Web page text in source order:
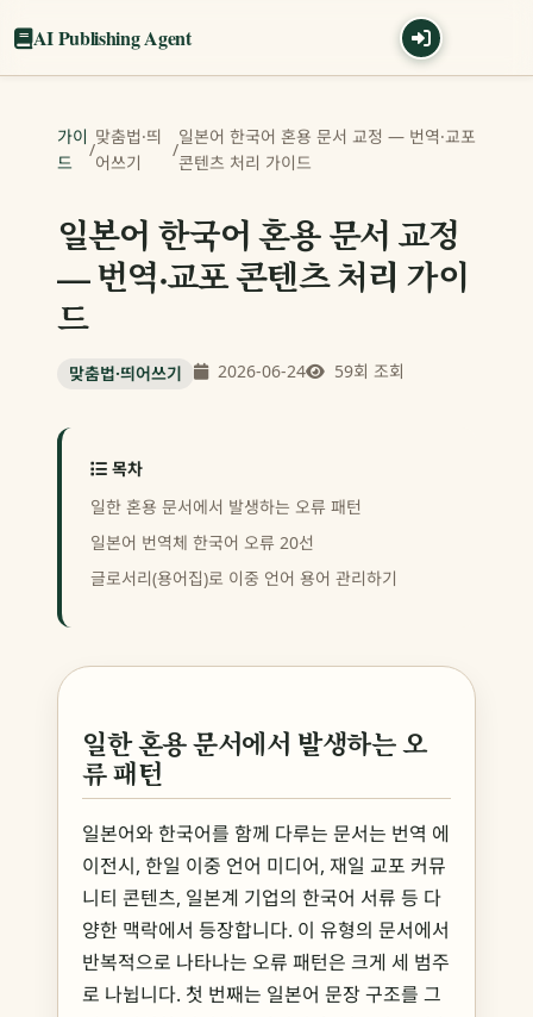
AI Publishing Agent
가이
드
/
맞춤법·띄
어쓰기
/
일본어 한국어 혼용 문서 교정 — 번역·교포
콘텐츠 처리 가이드
일본어 한국어 혼용 문서 교정
— 번역·교포 콘텐츠 처리 가이
드
맞춤법·띄어쓰기 2026-06-24 59회 조회
목차
일한 혼용 문서에서 발생하는 오류 패턴
일본어 번역체 한국어 오류 20선
글로서리(용어집)로 이중 언어 용어 관리하기
일한 혼용 문서에서 발생하는 오
류 패턴
일본어와 한국어를 함께 다루는 문서는 번역 에
이전시, 한일 이중 언어 미디어, 재일 교포 커뮤
니티 콘텐츠, 일본계 기업의 한국어 서류 등 다
양한 맥락에서 등장합니다. 이 유형의 문서에서
반복적으로 나타나는 오류 패턴은 크게 세 범주
로 나뉩니다. 첫 번째는 일본어 문장 구조를 그